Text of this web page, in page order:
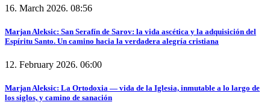
16. March 2026. 08:56
Marjan Aleksic: San Serafín de Sarov: la vida ascética y la adquisición del
Espíritu Santo. Un camino hacia la verdadera alegría cristiana
12. February 2026. 06:00
Marjan Aleksic: La Ortodoxia — vida de la Iglesia, inmutable a lo largo de
los siglos, y camino de sanación